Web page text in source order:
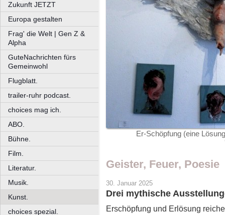
Zukunft JETZT
Europa gestalten
Frag' die Welt | Gen Z &
Alpha
GuteNachrichten fürs
Gemeinwohl
Flugblatt.
trailer-ruhr podcast.
choices mag ich.
ABO.
Bühne.
Film.
Literatur.
Musik.
Kunst.
choices spezial.
Er-Schöpfung (eine
Geister, Feuer, Poesie
30. Januar 2025
Drei mythische
Erschöpfung und Erlösung